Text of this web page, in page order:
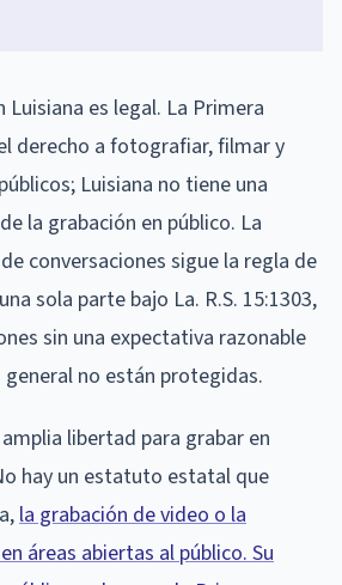
Luisiana es legal. La Primera
derecho a fotografiar, filmar y
Luisiana no tiene una
la grabación en público. La
conversaciones sigue la regla de
sola parte bajo La. R.S. 15:1303,
sin una expectativa razonable
no están protegidas.
libertad para grabar en
hay un estatuto estatal que
la grabación de video o la
áreas abiertas al público. Su